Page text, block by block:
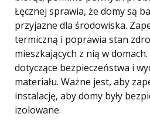
Łęcznej sprawia, że ​​domy są
przyjazne dla środowiska.
termiczną i poprawia stan
mieszkających z nią w
dotyczące bezpieczeństwa i
materiału. Ważne jest, aby
instalację, aby domy były
izolowane.